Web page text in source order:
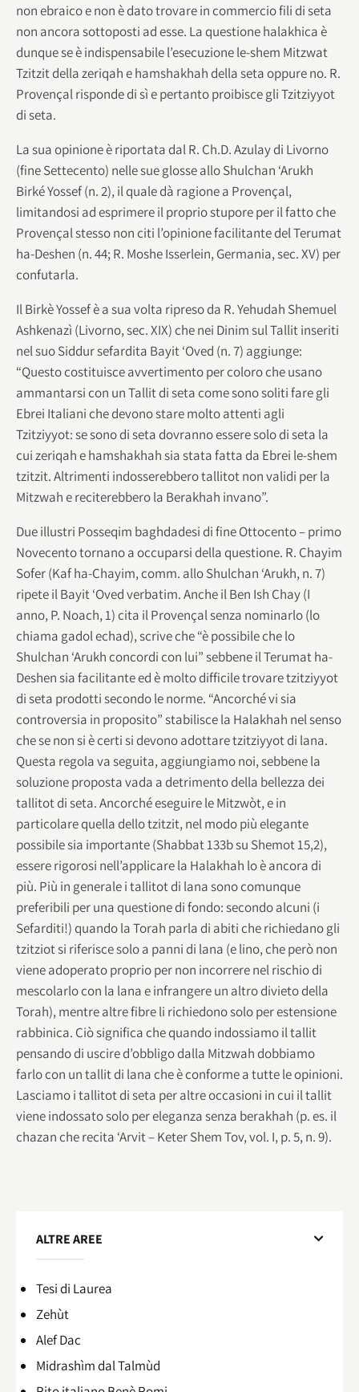
non ebraico e non è dato trovare in commercio fili di seta
non ancora sottoposti ad esse. La questione halakhica è
dunque se è indispensabile l’esecuzione le-shem Mitzwat
Tzitzit della zeriqah e hamshakhah della seta oppure no. R.
Provençal risponde di sì e pertanto proibisce gli Tzitziyyot
di seta.
La sua opinione è riportata dal R. Ch.D. Azulay di Livorno
(fine Settecento) nelle sue glosse allo Shulchan ‘Arukh
Birké Yossef (n. 2), il quale dà ragione a Provençal,
limitandosi ad esprimere il proprio stupore per il fatto che
Provençal stesso non citi l’opinione facilitante del Terumat
ha-Deshen (n. 44; R. Moshe Isserlein, Germania, sec. XV) per
confutarla.
Il Birkè Yossef è a sua volta ripreso da R. Yehudah Shemuel
Ashkenazì (Livorno, sec. XIX) che nei Dinim sul Tallit inseriti
nel suo Siddur sefardita Bayit ‘Oved (n. 7) aggiunge:
“Questo costituisce avvertimento per coloro che usano
ammantarsi con un Tallit di seta come sono soliti fare gli
Ebrei Italiani che devono stare molto attenti agli
Tzitziyyot: se sono di seta dovranno essere solo di seta la
cui zeriqah e hamshakhah sia stata fatta da Ebrei le-shem
tzitzit. Altrimenti indosserebbero tallitot non validi per la
Mitzwah e reciterebbero la Berakhah invano”.
Due illustri Posseqim baghdadesi di fine Ottocento – primo
Novecento tornano a occuparsi della questione. R. Chayim
Sofer (Kaf ha-Chayim, comm. allo Shulchan ‘Arukh, n. 7)
ripete il Bayit ‘Oved verbatim. Anche il Ben Ish Chay (I
anno, P. Noach, 1) cita il Provençal senza nominarlo (lo
chiama gadol echad), scrive che “è possibile che lo
Shulchan ‘Arukh concordi con lui” sebbene il Terumat ha-
Deshen sia facilitante ed è molto difficile trovare tzitziyyot
di seta prodotti secondo le norme. “Ancorché vi sia
controversia in proposito” stabilisce la Halakhah nel senso
che se non si è certi si devono adottare tzitziyyot di lana.
Questa regola va seguita, aggiungiamo noi, sebbene la
soluzione proposta vada a detrimento della bellezza dei
tallitot di seta. Ancorché eseguire le Mitzwòt, e in
particolare quella dello tzitzit, nel modo più elegante
possibile sia importante (Shabbat 133b su Shemot 15,2),
essere rigorosi nell’applicare la Halakhah lo è ancora di
più. Più in generale i tallitot di lana sono comunque
preferibili per una questione di fondo: secondo alcuni (i
Sefarditi!) quando la Torah parla di abiti che richiedano gli
tzitziot si riferisce solo a panni di lana (e lino, che però non
viene adoperato proprio per non incorrere nel rischio di
mescolarlo con la lana e infrangere un altro divieto della
Torah), mentre altre fibre li richiedono solo per estensione
rabbinica. Ciò significa che quando indossiamo il tallit
pensando di uscire d’obbligo dalla Mitzwah dobbiamo
farlo con un tallit di lana che è conforme a tutte le opinioni.
Lasciamo i tallitot di seta per altre occasioni in cui il tallit
viene indossato solo per eleganza senza berakhah (p. es. il
chazan che recita ‘Arvit – Keter Shem Tov, vol. I, p. 5, n. 9).
ALTRE AREE
Tesi di Laurea
Zehùt
Alef Dac
Midrashìm dal Talmùd